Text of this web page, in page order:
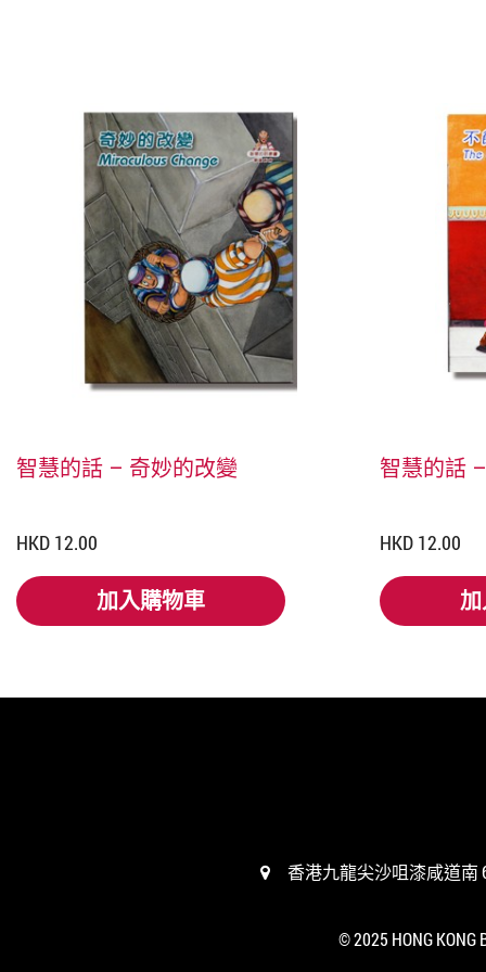
智慧的話 – 奇妙的改變
HKD 12.00
加入購物車
加入購物車
智慧的話
HKD 12.00
加
香港九龍尖沙咀漆咸道南
© 2025 HONG KONG